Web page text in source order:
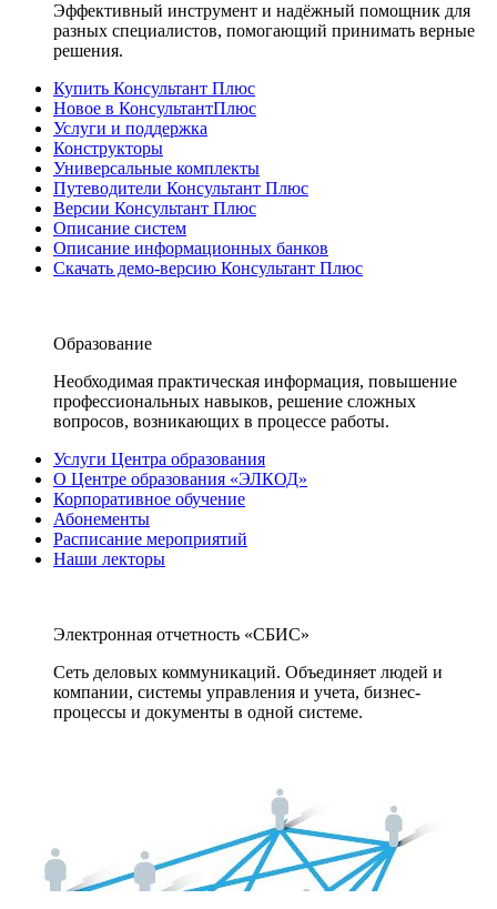
Эффективный инструмент и надёжный помощник для
разных специалистов, помогающий принимать верные
решения.
Купить Консультант Плюс
Новое в КонсультантПлюс
Услуги и поддержка
Конструкторы
Универсальные комплекты
Путеводители Консультант Плюс
Версии Консультант Плюс
Описание систем
Описание информационных банков
Скачать демо-версию Консультант Плюс
Образование
Необходимая практическая информация, повышение
профессиональных навыков, решение сложных
вопросов, возникающих в процессе работы.
Услуги Центра образования
О Центре образования «ЭЛКОД»
Корпоративное обучение
Абонементы
Расписание мероприятий
Наши лекторы
Электронная отчетность «СБИС»
Сеть деловых коммуникаций. Объединяет людей и
компании, системы управления и учета, бизнес-
процессы и документы в одной системе.